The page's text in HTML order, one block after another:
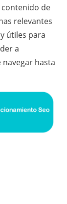
de
relevantes
útiles para
a
hasta